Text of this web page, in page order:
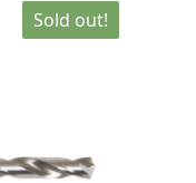
Sold out!